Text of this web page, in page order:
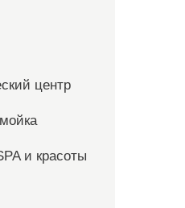
центр
и красоты